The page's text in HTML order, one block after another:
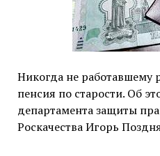
Никогда не работавшему
пенсия по старости. Об
департамента защиты
Роскачества Игорь